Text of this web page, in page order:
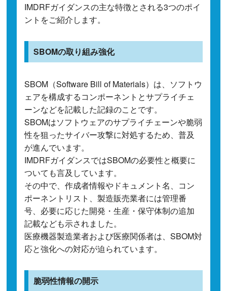
IMDRFガイダンスの主な特徴とされる3つのポイ
ントをご紹介します。
SBOMの取り組み強化
SBOM（Software Bill of Materials）は、ソフトウ
ェアを構成するコンポーネントとサプライチェ
ーンなどを記載した記録のことです。
SBOMはソフトウェアのサプライチェーンや脆弱
性を狙ったサイバー攻撃に対処するため、普及
が進んでいます。
IMDRFガイダンスではSBOMの必要性と概要に
ついても言及しています。
その中で、作成者情報やドキュメント名、コン
ポーネントリスト、製造販売業者には管理番
号、必要に応じた開発・生産・保守体制の追加
記載なども示されました。
医療機器製造業者および医療関係者は、SBOM対
応と強化への対応が迫られています。
脆弱性情報の開示